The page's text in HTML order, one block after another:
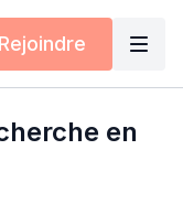
Rejoindre
en